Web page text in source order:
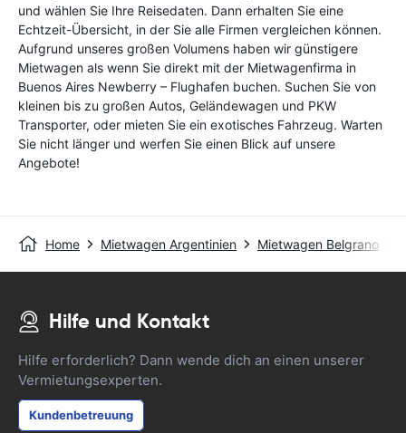
und wählen Sie Ihre Reisedaten. Dann erhalten Sie eine
Echtzeit-Übersicht, in der Sie alle Firmen vergleichen können.
Aufgrund unseres großen Volumens haben wir günstigere
Mietwagen als wenn Sie direkt mit der Mietwagenfirma in
Buenos Aires Newberry – Flughafen buchen. Suchen Sie von
kleinen bis zu großen Autos, Geländewagen und PKW
Transporter, oder mieten Sie ein exotisches Fahrzeug. Warten
Sie nicht länger und werfen Sie einen Blick auf unsere
Angebote!
Home Mietwagen Argentinien Mietwagen Belgrano
Hilfe und Kontakt
Hilfe erforderlich? Dann wende dich an einen unserer
Vermietungsexperten.
Kundenbetreuung